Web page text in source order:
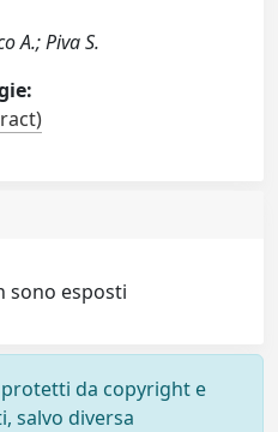
A.; Piva S.
sono esposti
da copyright e
salvo diversa